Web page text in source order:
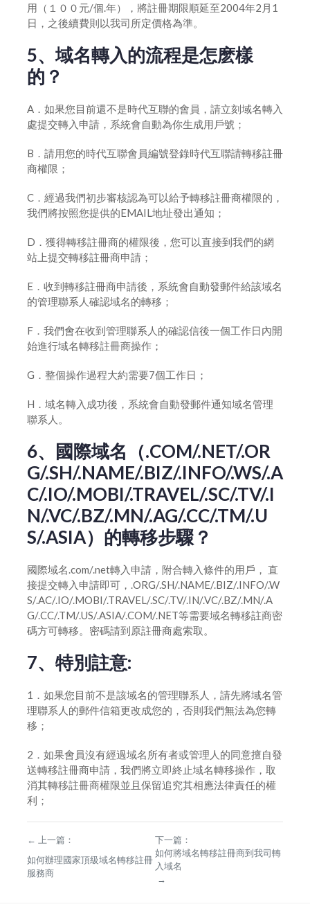
用（１００元/個.年），將註冊期限順延至2004年2月1
日，之後續費則以我司所定價格為準。
5、域名轉入的流程是怎麽樣
的？
A．如果您目前還不是時代互聯的會員，請立刻域名轉入
處提交轉入申請，系統會自動為你生成用戶號；
B．請用您的時代互聯會員編號登錄時代互聯請轉移註冊
商權限；
C．經過我們初步審核認為可以給予轉移註冊商權限的，
我們將按照您提供的EMAIL地址發出通知；
D．獲得轉移註冊商的權限後，您可以直接到我們的網
站上提交轉移註冊商申請；
E．收到轉移註冊商申請後，系統會自動發郵件給該域名
的管理聯系人確認域名的轉移；
F．我們會在收到管理聯系人的確認信後一個工作日內開
始進行域名轉移註冊商操作；
G．整個操作過程大約需要7個工作日；
H．域名轉入成功後，系統會自動發郵件通知域名管理
聯系人。
6、國際域名（.COM/.NET/.OR
G/.SH/.NAME/.BIZ/.INFO/.WS/.A
C/.IO/.MOBI/.TRAVEL/.SC/.TV/.I
N/.VC/.BZ/.MN/.AG/.CC/.TM/.U
S/.ASIA）的轉移步驟？
國際域名.com/.net轉入申請，附合轉入條件的用戶， 直
接提交轉入申請即可，.ORG/.SH/.NAME/.BIZ/.INFO/.W
S/.AC/.IO/.MOBI/.TRAVEL/.SC/.TV/.IN/.VC/.BZ/.MN/.A
G/.CC/.TM/.US/.ASIA/.COM/.NET等需要域名轉移註商密
碼方可轉移。密碼請到原註冊商處索取。
7、特別註意:
1．如果您目前不是該域名的管理聯系人，請先將域名管
理聯系人的郵件信箱更改成您的，否則我們無法為您轉
移；
2．如果會員沒有經過域名所有者或管理人的同意擅自發
送轉移註冊商申請，我們將立即終止域名轉移操作，取
消其轉移註冊商權限並且保留追究其相應法律責任的權
利；
←
上一篇：
如何辦理國家頂級域名轉移註冊
服務商
下一篇：
如何將域名轉移註冊商到我司轉
入域名
→